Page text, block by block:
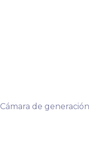
Cámara de